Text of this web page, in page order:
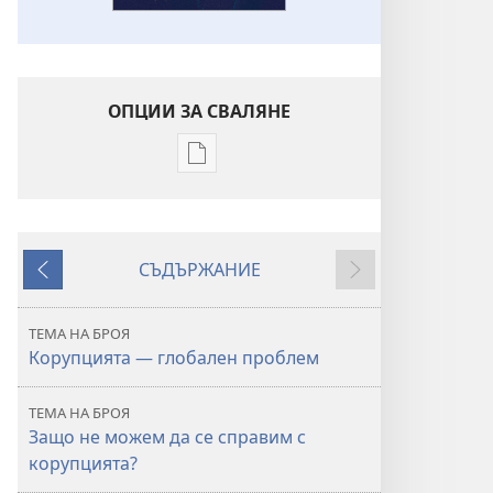
ОПЦИИ ЗА СВАЛЯНЕ
Опции
издания
Корупцията —
глобален
Назад
СЪДЪРЖАНИЕ
Напред
ТЕМА НА БРОЯ
Корупцията — глобален проблем
ТЕМА НА БРОЯ
Защо не можем да се справим с
корупцията?